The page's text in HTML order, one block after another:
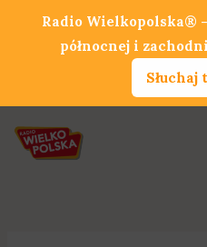
Radio Wielkopolska®
północnej i
Słuchaj